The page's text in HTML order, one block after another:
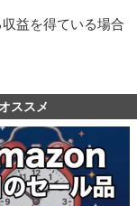
益を得ている場合
ススメ